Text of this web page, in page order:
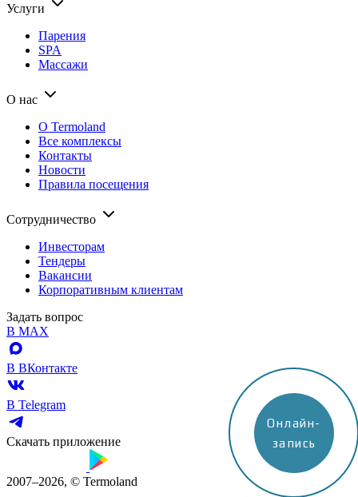
Услуги
Парения
SPA
Массажи
О нас
О Termoland
Все комплексы
Контакты
Новости
Правила посещения
Сотрудничество
Инвесторам
Тендеры
Вакансии
Корпоративным клиентам
Задать вопрос
В MAX
В ВКонтакте
В Telegram
Скачать приложение
2007–2026, © Termoland
Онлайн-
запись